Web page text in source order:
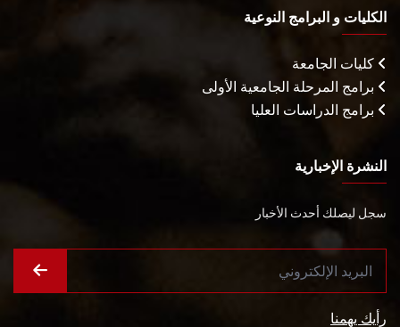
الكليات و البرامج النوعية
كليات الجامعة
برامج المرحلة الجامعية الأولى
برامج الدراسات العليا
النشرة الإخبارية
سجل ليصلك أحدث الأخبار
رأيك يهمنا